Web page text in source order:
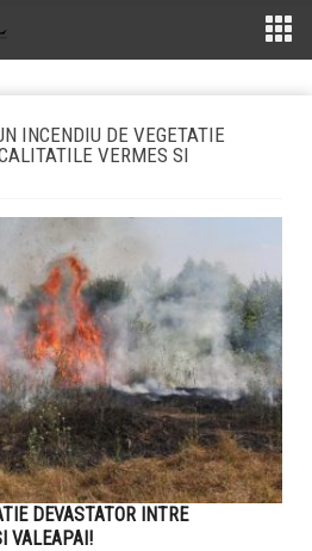
INCENDIU DE VEGETATIE
VERMES SI
DEVASTATOR INTRE
VALEAPAI!